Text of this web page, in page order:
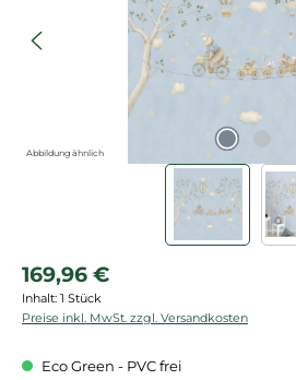
Abbildung ähnlich
Regulärer Preis:
169,96 €
Inhalt: 1 Stück
Preise inkl. MwSt. zzgl. Versandkosten
Eco Green - PVC frei